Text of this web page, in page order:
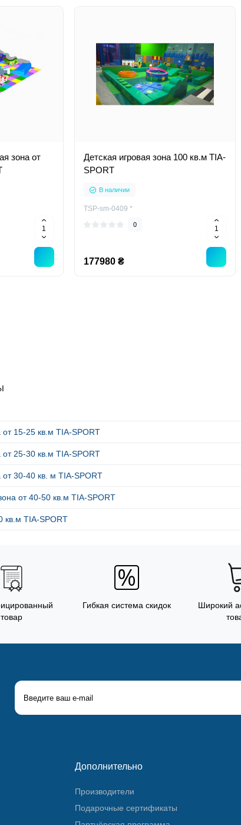
зона от
Детская игровая зона 100 кв.м TIA-
SPORT
В наличии
TSP-sm-0409 *
0
177980 ₴
от 15-25 кв.м TIA-SPORT
от 25-30 кв.м TIA-SPORT
от 30-40 кв. м TIA-SPORT
от 40-50 кв.м TIA-SPORT
кв.м TIA-SPORT
товар
Гибкая система скидок
Широкий
Дополнительно
Производители
Подарочные сертификаты